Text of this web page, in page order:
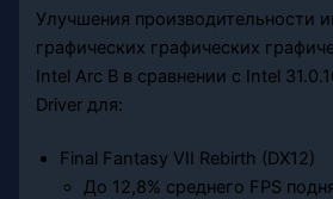
Улучшения производительности
графических графических
Intel Arc B в сравнении с Intel
Driver для:
Final Fantasy VII Rebirth (DX12)
До 12,8% среднего FPS